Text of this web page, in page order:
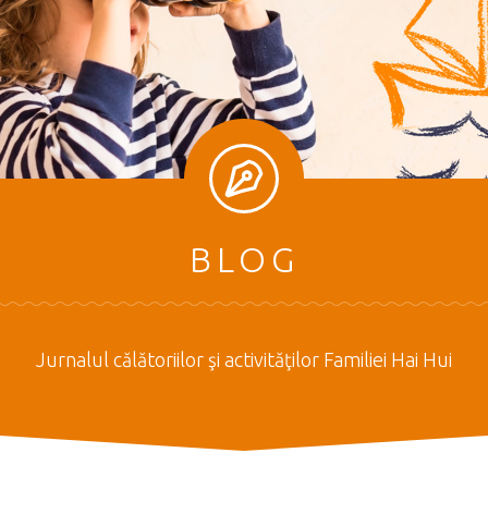
BLOG
Jurnalul călătoriilor şi activităţilor Familiei Hai Hui